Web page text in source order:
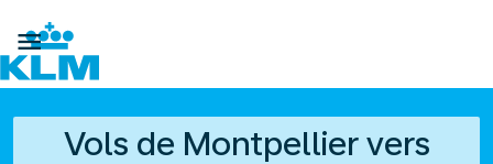

Vols de Montpellier vers